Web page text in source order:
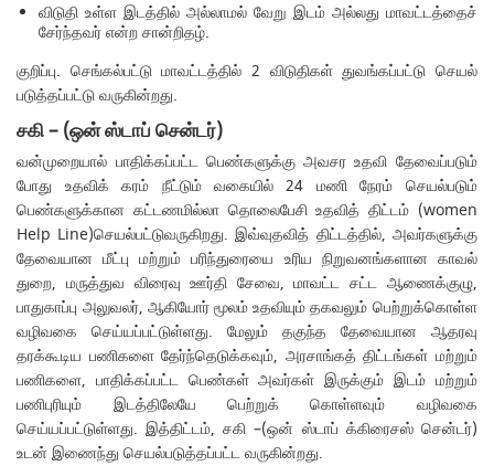
விடுதி உள்ள இடத்தில் அல்லாமல் வேறு இடம் அல்லது மாவட்டத்தைச்
சேர்ந்தவர் என்ற சான்றிதழ்.
குறிப்பு. செங்கல்பட்டு மாவட்டத்தில் 2 விடுதிகள் துவங்கப்பட்டு செயல்
படுத்தப்பட்டு வருகின்றது.
சகி – (ஒன் ஸ்டாப் சென்டர்)
வன்முறையால் பாதிக்கப்பட்ட பெண்களுக்கு அவசர உதவி தேவைப்படும்
போது உதவிக் கரம் நீட்டும் வகையில் 24 மணி நேரம் செயல்படும்
பெண்களுக்கான கட்டணமில்லா தொலைபேசி உதவித் திட்டம் (women
Help Line)செயல்பட்டுவருகிறது. இவ்வுதவித் திட்டத்தில், அவர்களுக்கு
தேவையான மீட்பு மற்றும் பரிந்துரையை உரிய நிறுவனங்களான காவல்
துறை, மருத்துவ விரைவு ஊர்தி சேவை, மாவட்ட சட்ட ஆணைக்குழு,
பாதுகாப்பு அலுவலர், ஆகியோர் மூலம் உதவியும் தகவலும் பெற்றுக்கொள்ள
வழிவகை செய்யப்பட்டுள்ளது. மேலும் தகுந்த தேவையான ஆதரவு
தரக்கூடிய பணிகளை தேர்ந்தெடுக்கவும், அரசாங்கத் திட்டங்கள் மற்றும்
பணிகளை, பாதிக்கப்பட்ட பெண்கள் அவர்கள் இருக்கும் இடம் மற்றும்
பணிபுரியும் இடத்திலேயே பெற்றுக் கொள்ளவும் வழிவகை
செய்யப்பட்டுள்ளது. இத்திட்டம், சகி –(ஒன் ஸ்டாப் க்கிரைசஸ் சென்டர்)
உடன் இணைந்து செயல்படுத்தப்பட்ட வருகின்றது.